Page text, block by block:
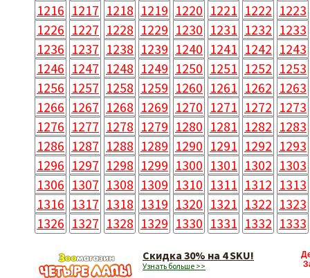
1216 1217 1218 1219 1220 1221 1222 1223
1226 1227 1228 1229 1230 1231 1232 1233
1236 1237 1238 1239 1240 1241 1242 1243
1246 1247 1248 1249 1250 1251 1252 1253
1256 1257 1258 1259 1260 1261 1262 1263
1266 1267 1268 1269 1270 1271 1272 1273
1276 1277 1278 1279 1280 1281 1282 1283
1286 1287 1288 1289 1290 1291 1292 1293
1296 1297 1298 1299 1300 1301 1302 1303
1306 1307 1308 1309 1310 1311 1312 1313
1316 1317 1318 1319 1320 1321 1322 1323
1326 1327 1328 1329 1330 1331 1332 1333
Скидка 30% на 4 SKU!
Узнать больше >>